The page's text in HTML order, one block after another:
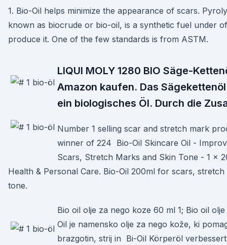
1. Bio-Oil helps minimize the appearance of scars.
known as biocrude or bio-oil, is a synthetic fuel under
produce it. One of the few standards is from ASTM.
LIQUI MOLY 1280 BIO Säge-
Amazon kaufen. Das
ein biologisches Öl. Durch die
Number 1 selling scar and stretch mark
winner of 224 Bio-Oil Skincare Oil -
Scars, Stretch Marks and Skin Tone - 1 x
Health & Personal Care. Bio-Oil 200ml for scars,
tone.
Bio oil olje za nego koze 60 ml 1; Bio oil
Oil je namensko olje za nego kože, ki
brazgotin, strij in Bi-Oil Körperöl